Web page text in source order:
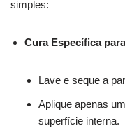
simples:
Cura Específica
Lave e seque a
Aplique apenas
superfície interna.